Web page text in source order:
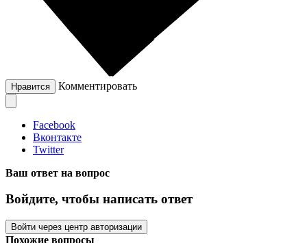
Нравится Комментировать
Facebook
Вконтакте
Twitter
Ваш ответ на вопрос
Войдите, чтобы написать ответ
Войти через центр авторизации
Похожие вопросы